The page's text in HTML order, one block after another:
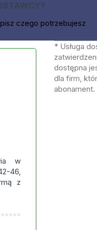
czego potrzebujesz
w
46,
z
* Usługa
dostępna
dla firm,
abonament.